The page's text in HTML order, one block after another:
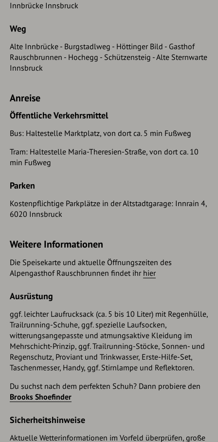
Innbrücke Innsbruck
Weg
Alte Innbrücke - Burgstadlweg - Höttinger Bild - Gasthof
Rauschbrunnen - Hochegg - Schützensteig - Alte Sternwarte
Innsbruck
Anreise
Öffentliche Verkehrsmittel
Bus: Haltestelle Marktplatz, von dort ca. 5 min Fußweg
Tram: Haltestelle Maria-Theresien-Straße, von dort ca. 10
min Fußweg
Parken
Kostenpflichtige Parkplätze in der Altstadtgarage: Innrain 4,
6020 Innsbruck
Weitere Informationen
Die Speisekarte und aktuelle Öffnungszeiten des
Alpengasthof Rauschbrunnen findet ihr hier
Ausrüstung
ggf. leichter Laufrucksack (ca. 5 bis 10 Liter) mit Regenhülle,
Trailrunning-Schuhe, ggf. spezielle Laufsocken,
witterungsangepasste und atmungsaktive Kleidung im
Mehrschicht-Prinzip, ggf. Trailrunning-Stöcke, Sonnen- und
Regenschutz, Proviant und Trinkwasser, Erste-Hilfe-Set,
Taschenmesser, Handy, ggf. Stirnlampe und Reflektoren.
Du suchst nach dem perfekten Schuh? Dann probiere den
Brooks Shoefinder
Sicherheitshinweise
Aktuelle Wetterinformationen im Vorfeld überprüfen, große